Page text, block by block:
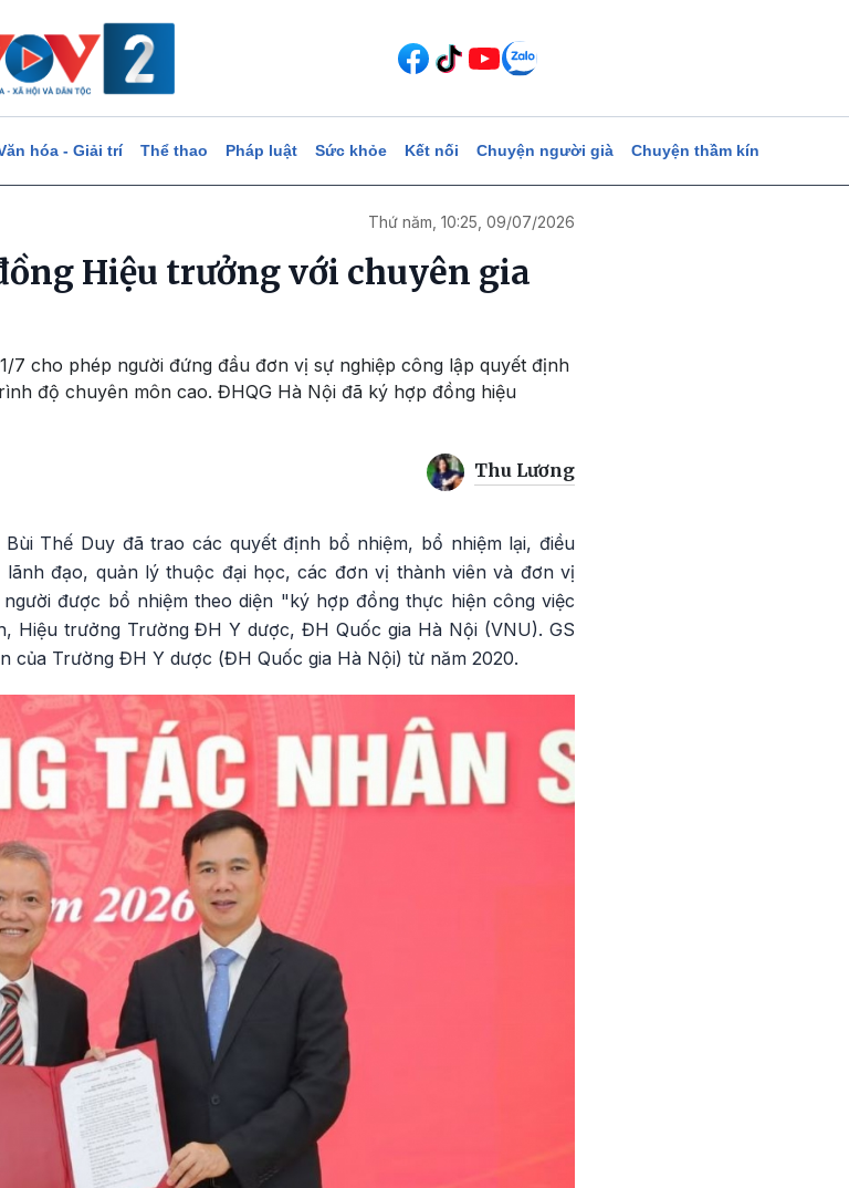
hóa - Giải trí Thể thao Pháp luật Sức khỏe Kết nối Chuyện người già Chuyện thầm kín
Thứ năm, 10:25, 09/07/2026
Hiệu trưởng với chuyên gia
7 cho phép người đứng đầu đơn vị sự nghiệp công lập quyết định
độ chuyên môn cao. ĐHQG Hà Nội đã ký hợp đồng hiệu
Thu Lương
Thế Duy đã trao các quyết định bổ nhiệm, bổ nhiệm lại, điều
đạo, quản lý thuộc đại học, các đơn vị thành viên và đơn vị
được bổ nhiệm theo diện "ký hợp đồng thực hiện công việc
Hiệu trưởng Trường ĐH Y dược, ĐH Quốc gia Hà Nội (VNU). GS
của Trường ĐH Y dược (ĐH Quốc gia Hà Nội) từ năm 2020.